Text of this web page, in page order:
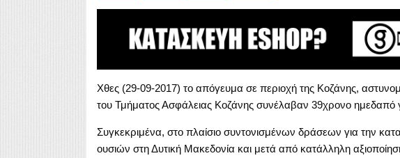
Χθες (29-09-2017) το απόγευμα σε περιοχή της Κοζάνης,
του Τμήματος Ασφάλειας Κοζάνης συνέλαβαν 39χρονο ημεδαπό
Συγκεκριμένα, στο πλαίσιο συντονισμένων δράσεων για την
ουσιών στη Δυτική Μακεδονία και μετά από κατάλληλη